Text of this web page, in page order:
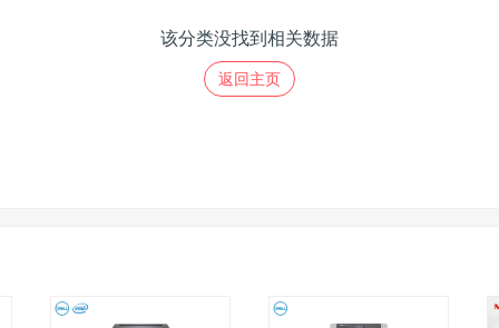
该分类没找到相关数据
返回主页